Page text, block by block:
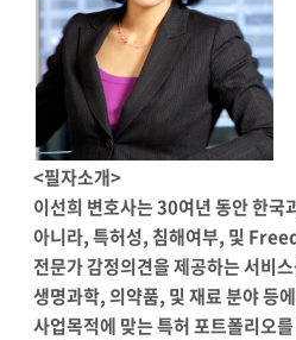
<필자소개>
이선희 변호사는 30여년 동안 한국
아니라, 특허성, 침해여부, 및
전문가 감정의견을 제공하는 서비
생명과학, 의약품, 및 재료 분야 등
사업목적에 맞는 특허 포트폴리오